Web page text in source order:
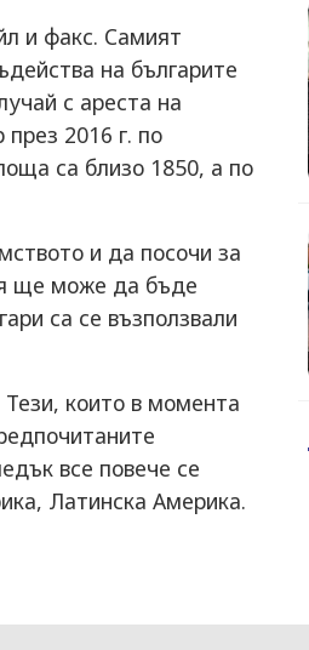
и факс. Самият
на българите
с ареста на
2016 г. по
са близо 1850, а по
и да посочи за
ще може да бъде
са се възползвали
които в момента
все повече се
Латинска Америка.